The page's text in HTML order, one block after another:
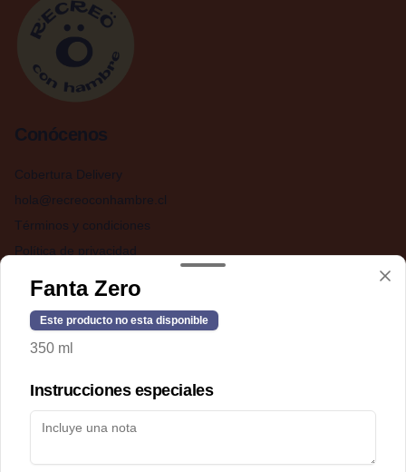
Conócenos
Cobertura Delivery
hola@recreoconhambre.cl
Términos y condiciones
Política de privacidad
Redes sociales
Instagram
Facebook
Iniciar sesión
Fanta Zero
Este producto no esta disponible
350 ml
Instrucciones especiales